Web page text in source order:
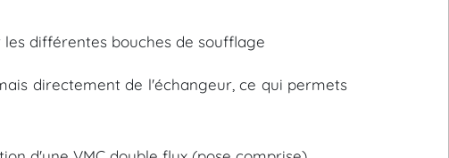
différentes bouches de soufflage
directement de l'échangeur, ce qui permets